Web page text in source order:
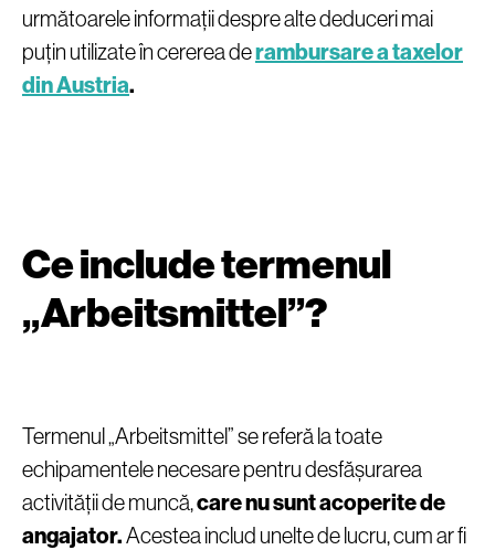
următoarele informații despre alte deduceri mai
puțin utilizate în cererea derambursare a taxelor
din Austria.
Ce include termenul
„Arbeitsmittel”?
Termenul „Arbeitsmittel” se referă la toate
echipamentele necesare pentru desfășurarea
activității de muncă,care nu sunt acoperite de
angajator.Acestea includ unelte de lucru, cum ar fi